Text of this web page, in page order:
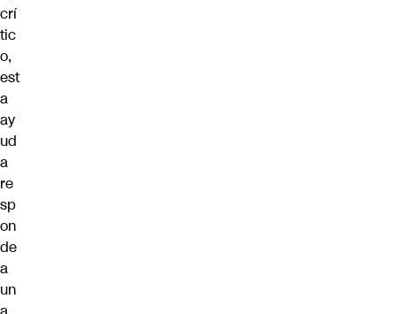
crí
tic
o,
est
a
ay
ud
a
re
sp
on
de
a
un